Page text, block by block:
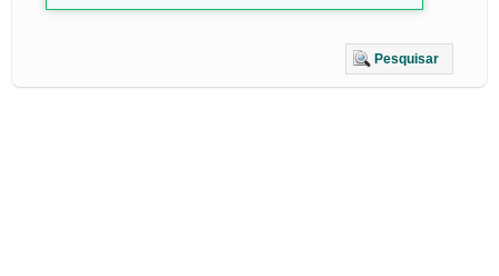
Pesquisar